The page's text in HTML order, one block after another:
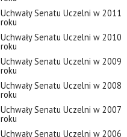
Uchwały Senatu Uczelni w 2011
roku
Uchwały Senatu Uczelni w 2010
roku
Uchwały Senatu Uczelni w 2009
roku
Uchwały Senatu Uczelni w 2008
roku
Uchwały Senatu Uczelni w 2007
roku
Uchwały Senatu Uczelni w 2006